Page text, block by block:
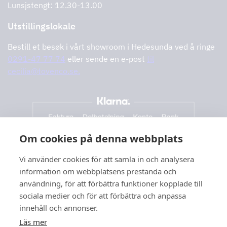
Om cookies på denna webbplats
Vi använder cookies för att samla in och analysera
information om webbplatsens prestanda och
användning, för att förbättra funktioner kopplade till
sociala medier och för att förbättra och anpassa
innehåll och annonser.
Läs mer
Lunsjstengt: 12.30-13.00
Utstillingslokale
Bestill et besøk i vårt showroom i Hedesunda ved å ringe
0291-47 77 74 eller sende en e-post til
cecilia@tovenco.se.